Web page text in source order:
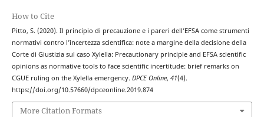
How to Cite
Pitto, S. (2020). Il principio di precauzione e i pareri dell’EFSA come strumenti
normativi contro l’incertezza scientifica: note a margine della decisione della
Corte di Giustizia sul caso Xylella: Precautionary principle and EFSA scientific
opinions as normative tools to face scientific incertitude: brief remarks on
CGUE ruling on the Xylella emergency. DPCE Online, 41(4).
https://doi.org/10.57660/dpceonline.2019.874
More Citation Formats